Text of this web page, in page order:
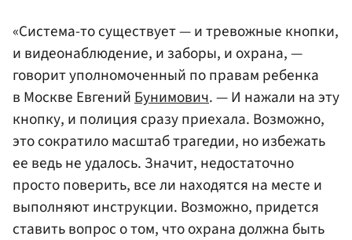
«Система-то существует — и тревожные кнопки,
и видеонаблюдение, и заборы, и охрана, —
говорит уполномоченный по правам ребенка
в Москве ЕвгенийБунимович. — И нажали на эту
кнопку, и полиция сразу приехала. Возможно,
это сократило масштаб трагедии, но избежать
ее ведь не удалось. Значит, недостаточно
просто поверить, все ли находятся на месте и
выполняют инструкции. Возможно, придется
ставить вопрос о том, что охрана должна быть